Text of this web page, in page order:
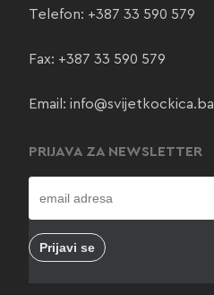
Telefon: +387 33 590 579
Fax: +387 33 590 579
Email: info@svijetkockica.ba
PRIJAVA ZA NEWSLETTER